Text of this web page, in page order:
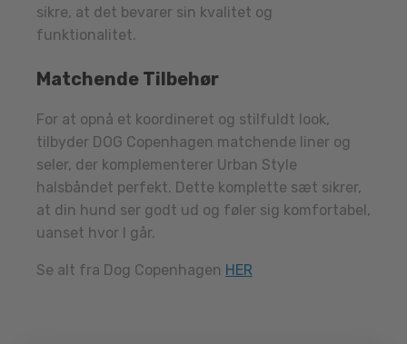
sikre, at det bevarer sin kvalitet og
funktionalitet.
Matchende Tilbehør
For at opnå et koordineret og stilfuldt look,
tilbyder DOG Copenhagen matchende liner og
seler, der komplementerer Urban Style
halsbåndet perfekt. Dette komplette sæt sikrer,
at din hund ser godt ud og føler sig komfortabel,
uanset hvor I går.
Se alt fra Dog Copenhagen HER